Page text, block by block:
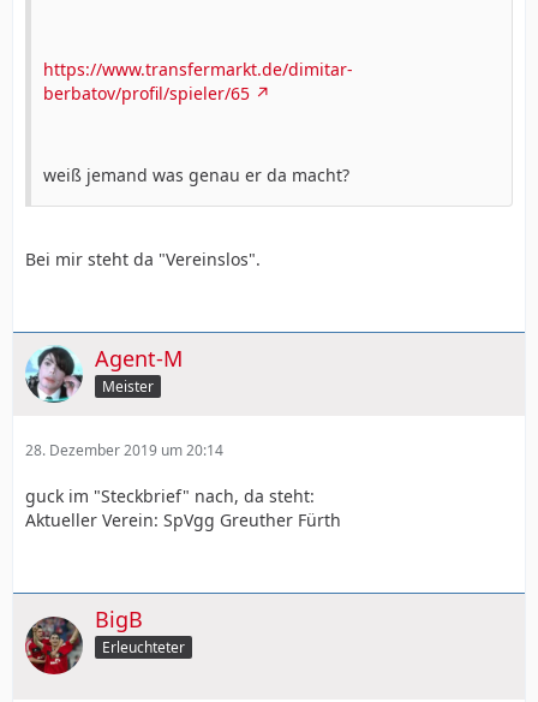
https://www.transfermarkt.de/dimitar-
berbatov/profil/spieler/65
weiß jemand was genau er da macht?
Bei mir steht da "Vereinslos".
Agent-M
Meister
28. Dezember 2019 um 20:14
guck im "Steckbrief" nach, da steht:
Aktueller Verein: SpVgg Greuther Fürth
BigB
Erleuchteter